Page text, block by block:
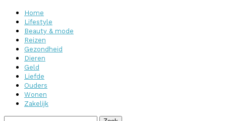
Home
Lifestyle
Beauty & mode
Reizen
Gezondheid
Dieren
Geld
Liefde
Ouders
Wonen
Zakelijk